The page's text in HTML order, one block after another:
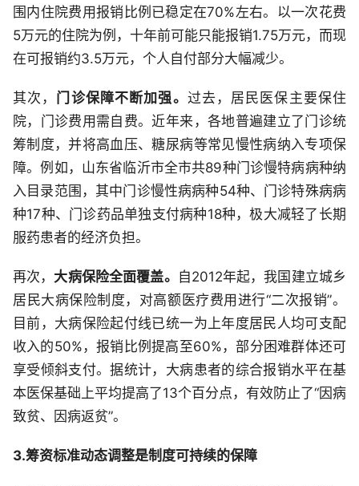
围内住院费用报销比例已稳定在70%左右。以一次花费
5万元的住院为例，十年前可能只能报销1.75万元，而现
在可报销约3.5万元，个人自付部分大幅减少。
其次， 门诊保障不断加强。 过去，居民医保主要保住
院，门诊费用需自费。近年来，各地普遍建立了门诊统
筹制度，并将高血压、糖尿病等常见慢性病纳入专项保
障。例如，山东省临沂市全市共89种门诊慢特病病种纳
入目录范围，其中门诊慢性病病种54种、门诊特殊病病
种17种、门诊药品单独支付病种18种，极大减轻了长期
服药患者的经济负担。
再次， 大病保险全面覆盖。 自2012年起，我国建立城乡
居民大病保险制度，对高额医疗费用进行“二次报销”。
目前，大病保险起付线已统一为上年度居民人均可支配
收入的50%，报销比例提高至60%，部分困难群体还可
享受倾斜支付。据统计，大病患者的综合报销水平在基
本医保基础上平均提高了13个百分点，有效防止了“因病
致贫、因病返贫”。
3.筹资标准动态调整是制度可持续的保障